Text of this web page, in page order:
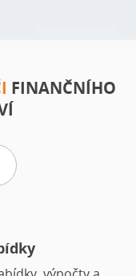
FINANČNÍHO